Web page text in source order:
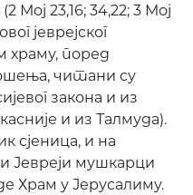
Мој 23,16; 34,22; 3 Мој
јеврејског
храму, поред
читани су
закона и из
и из Талмуда).
сјеница, и на
Јевреји мушкарци
Храм у Јерусалиму.